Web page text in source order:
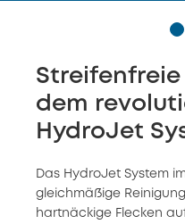
dem
HydroJet
Das HydroJet System
gleichmäßige
hartnäckige Flecken